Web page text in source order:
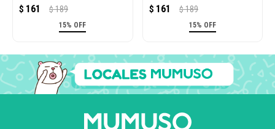
$ 161 $ 189
15% OFF
$ 161 $ 189
15% OFF